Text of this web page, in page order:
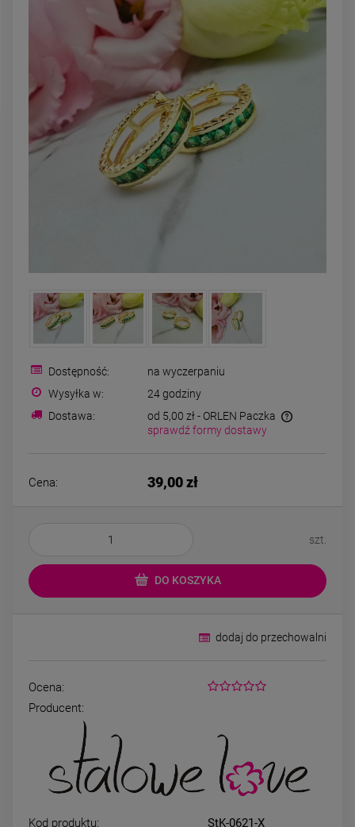
DO KOSZYKA
DO KOSZYKA
Bransoletka srebrna STAL
CHIRURGICZNA
modułowa czarne
koniczyny kryształki
79,00 zł
STAL CHIRURGICZNA
39,00 zł
Kolczyki STAL
bigiel perła 1,2 cm
44,00 zł
Dostępność:
na wyczerpaniu
Wysyłka w:
24 godziny
Dostawa:
od 5,00 zł - ORLEN Paczka
sprawdź formy dostawy
Cena: 39,00 zł
szt.
DO KOSZYKA
dodaj do przechowalni
Ocena:
Producent:
Kod produktu: StK-0621-X